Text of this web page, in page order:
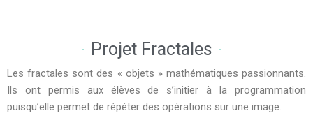
Projet Fractales
Les fractales sont des « objets » mathématiques passionnants.
Ils ont permis aux élèves de s’initier à la programmation
puisqu’elle permet de répéter des opérations sur une image.